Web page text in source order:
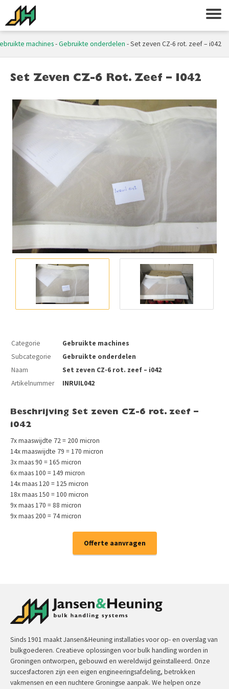
machines-Gebruikte onderdelen -Set zeven CZ-6 rot. zeef – i042
Set Zeven CZ-6 Rot. Zeef – I042
Categorie
Gebruikte machines
Subcategorie
Gebruikte onderdelen
Naam
Set zeven CZ-6 rot. zeef – i042
Artikelnummer
INRUIL042
Beschrijving Set zeven CZ-6 rot. zeef –
i042
7x maaswijdte 72 = 200 micron
14x maaswijdte 79 = 170 micron
3x maas 90 = 165 micron
6x maas 100 = 149 micron
14x maas 120 = 125 micron
18x maas 150 = 100 micron
9x maas 170 = 88 micron
9x maas 200 = 74 micron
Offerte aanvragen
Sinds 1901 maakt Jansen&Heuning installaties voor op- en overslag van
bulkgoederen. Creatieve oplossingen voor bulk handling worden in
Groningen ontworpen, gebouwd en wereldwijd geïnstalleerd. Onze
succesfactoren zijn een eigen engineeringsafdeling, betrokken
vakmensen en een nuchtere Groningse aanpak. We helpen onze